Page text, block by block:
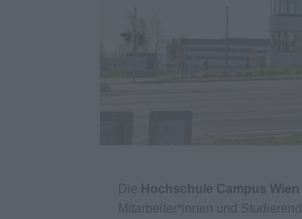
Die Hochschule Campus Wien
Mitarbeiter*innen und